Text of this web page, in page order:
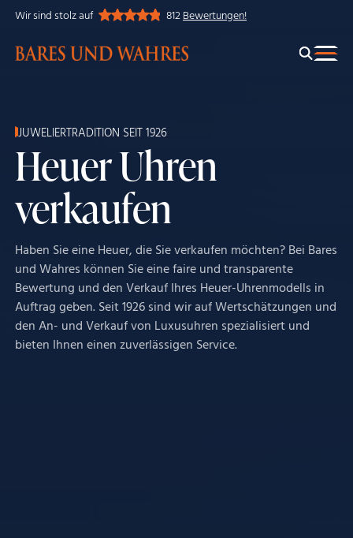
Wir sind stolz auf 812Bewertungen!
JUWELIERTRADITION SEIT 1926
Heuer Uhren
verkaufen
Haben Sie eine Heuer, die Sie verkaufen möchten? Bei Bares
und Wahres können Sie eine faire und transparente
Bewertung und den Verkauf Ihres Heuer-Uhrenmodells in
Auftrag geben. Seit 1926 sind wir auf Wertschätzungen und
den An- und Verkauf von Luxusuhren spezialisiert und
bieten Ihnen einen zuverlässigen Service.